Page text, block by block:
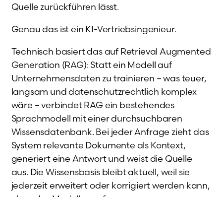
Quelle zurückführen lässt.
Genau das ist ein KI-Vertriebsingenieur.
Technisch basiert das auf Retrieval Augmented
Generation (RAG): Statt ein Modell auf
Unternehmensdaten zu trainieren – was teuer,
langsam und datenschutzrechtlich komplex
wäre – verbindet RAG ein bestehendes
Sprachmodell mit einer durchsuchbaren
Wissensdatenbank. Bei jeder Anfrage zieht das
System relevante Dokumente als Kontext,
generiert eine Antwort und weist die Quelle
aus. Die Wissensbasis bleibt aktuell, weil sie
jederzeit erweitert oder korrigiert werden kann,